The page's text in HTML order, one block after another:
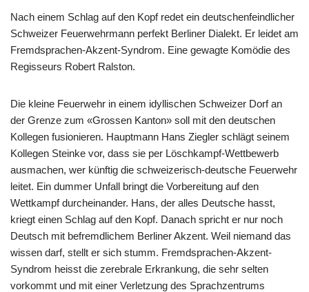
Nach einem Schlag auf den Kopf redet ein deutschenfeindlicher
Schweizer Feuerwehrmann perfekt Berliner Dialekt. Er leidet am
Fremdsprachen-Akzent-Syndrom. Eine gewagte Komödie des
Regisseurs Robert Ralston.
Die kleine Feuerwehr in einem idyllischen Schweizer Dorf an
der Grenze zum «Grossen Kanton» soll mit den deutschen
Kollegen fusionieren. Hauptmann Hans Ziegler schlägt seinem
Kollegen Steinke vor, dass sie per Löschkampf-Wettbewerb
ausmachen, wer künftig die schweizerisch-deutsche Feuerwehr
leitet. Ein dummer Unfall bringt die Vorbereitung auf den
Wettkampf durcheinander. Hans, der alles Deutsche hasst,
kriegt einen Schlag auf den Kopf. Danach spricht er nur noch
Deutsch mit befremdlichem Berliner Akzent. Weil niemand das
wissen darf, stellt er sich stumm. Fremdsprachen-Akzent-
Syndrom heisst die zerebrale Erkrankung, die sehr selten
vorkommt und mit einer Verletzung des Sprachzentrums